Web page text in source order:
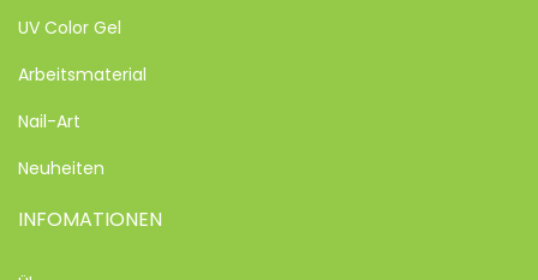
UV Color Gel
Arbeitsmaterial
Nail-Art
Neuheiten
INFOMATIONEN